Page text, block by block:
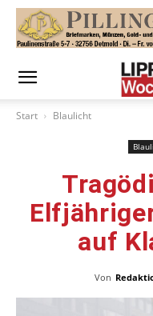
Start Blaulicht
auf
Von